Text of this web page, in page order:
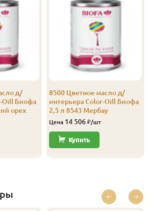
д/
Oill Биофа
орех
8500 Цветное масло д/
интерьера Color-Oill Биофа
2,5 л 8543 Мербау
Цена 14 506 ₽/шт
Купить